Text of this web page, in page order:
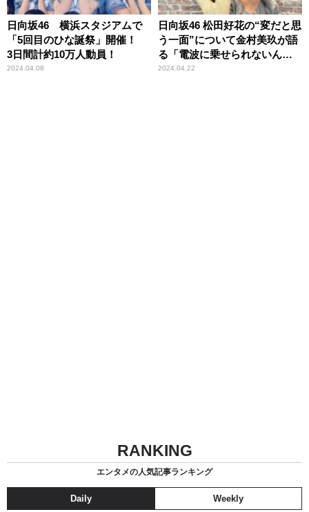
日向坂46 横浜スタジアムで
「5回目のひな誕祭」開催！
3日間計約10万人動員！
2024.04.08
日向坂46 松田好花の“変だと思
う一面”について金村美玖が語
る「電波に乗せられないんで
すよ」
2024.04.22
RANKING
エンタメの人気記事ランキング
Daily Weekly